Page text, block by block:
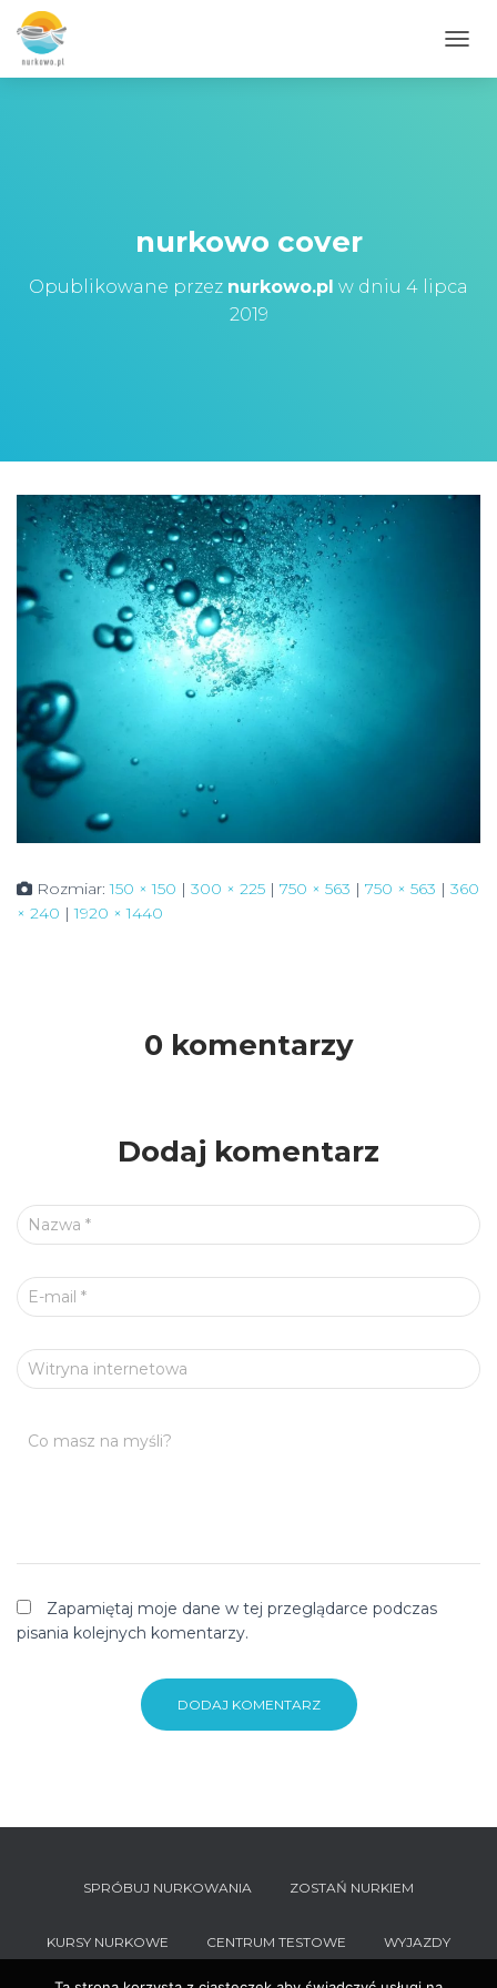
nurkowo cover
Opublikowane przez nurkowo.pl w dniu 4 lipca
2019
Rozmiar:150 × 150 | 300 × 225 | 750 × 563 | 750 × 563 | 360
× 240 | 1920 × 1440
0 komentarzy
Dodaj komentarz
Nazwa *
E-mail *
Witryna internetowa
Co masz na myśli?
Zapamiętaj moje dane w tej przeglądarce podczas
pisania kolejnych komentarzy.
SPRÓBUJ NURKOWANIA ZOSTAŃ NURKIEM
KURSY NURKOWE CENTRUM TESTOWE WYJAZDY